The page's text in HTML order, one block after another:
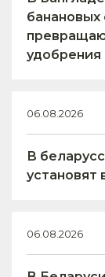
банановых
удобрения
06.08.2026
В
установят
06.08.2026